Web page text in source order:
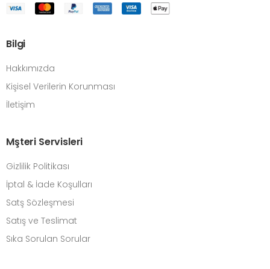
Bilgi
Hakkımızda
Kişisel Verilerin Korunması
İletişim
Mşteri Servisleri
Gizlilik Politikası
İptal & İade Koşulları
Satş Sözleşmesi
Satış ve Teslimat
Sıka Sorulan Sorular